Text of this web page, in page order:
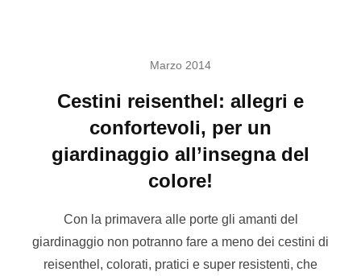
Marzo 2014
Cestini reisenthel: allegri e
confortevoli, per un
giardinaggio all’insegna del
colore!
Con la primavera alle porte gli amanti del
giardinaggio non potranno fare a meno dei cestini di
reisenthel, colorati, pratici e super resistenti, che